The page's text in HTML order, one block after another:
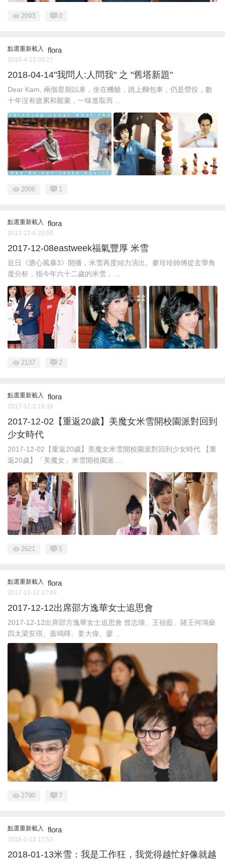
2093 0
點選重新載入 flora
2018-4-15 03:27
2018-04-14"我問人:人問我" 之 "舊塔新題"
Dear Kam, 兩個星期以來，坐在機艙，跳上麵包車，仍是營役，數
十年沒有疲累和厭棄，一味進取而 ...
2006 1
點選重新載入 flora
2017-12-8 20:50
2017-12-08eastweek福氣豐厚 米雪
近日《溏心風暴3》開播，米雪再度傾力演出。麥玲玲師傅從玄學角
度分析，指今年六十二歲的米雪， ...
2137 2
點選重新載入 flora
2017-12-2 16:39
2017-12-02【重返20歲】美魔女米雪開校園派對回到
少女時代
2017-12-02【重返20歲】美魔女米雪開校園派對回到少女時代 【重
返20歲】「美魔女」米雪開校園派 ...
2621 5
點選重新載入 flora
2017-12-12 17:49
2017-12-12出席邵方逸華女士追思會
2017-12-12出席邵方逸華女士追思會 曾志偉、王祖藍、賭王何鴻燊
四太梁安琪、蓋鳴暉、姜大偉、廖 ...
2790 7
點選重新載入 flora
2018-1-13 17:53
2018-01-13米雪：我是工作狂，我觉得越忙好像就越